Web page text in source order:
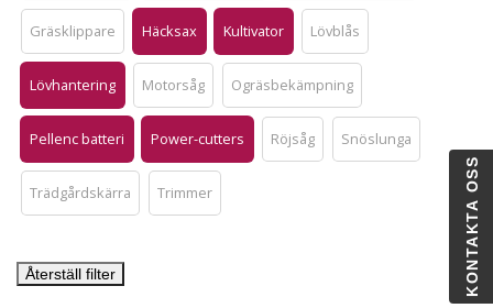
Gräsklippare Häcksax Kultivator Lövblås
Lövhantering Motorsåg Ogräsbekämpning
Pellenc batteri Power-cutters Röjsåg Snöslunga
Trädgårdskärra Trimmer
Återställ filter KONTAKTA OSS